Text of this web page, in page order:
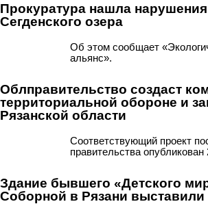
Прокуратура нашла
Сегденского озера
Об этом сообщает
альянс».
Облправительство создаст
территориальной обороне и
Рязанской области
Соответствующий проект
правительства
Здание бывшего «Детского
Соборной в Рязани выставили